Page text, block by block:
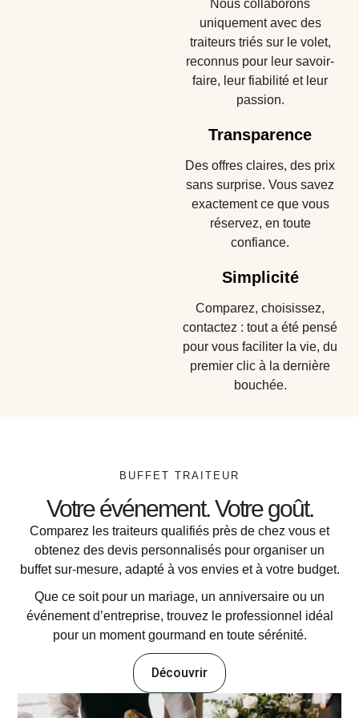
Nous collaborons
uniquement avec des
traiteurs triés sur le volet,
reconnus pour leur savoir-
faire, leur fiabilité et leur
passion.
Transparence
Des offres claires, des prix
sans surprise. Vous savez
exactement ce que vous
réservez, en toute
confiance.
Simplicité
Comparez, choisissez,
contactez : tout a été pensé
pour vous faciliter la vie, du
premier clic à la dernière
bouchée.
BUFFET TRAITEUR
Votre événement. Votre goût.
Comparez les traiteurs qualifiés près de chez vous et
obtenez des devis personnalisés pour organiser un
buffet sur-mesure, adapté à vos envies et à votre budget.
Que ce soit pour un mariage, un anniversaire ou un
événement d’entreprise, trouvez le professionnel idéal
pour un moment gourmand en toute sérénité.
Découvrir